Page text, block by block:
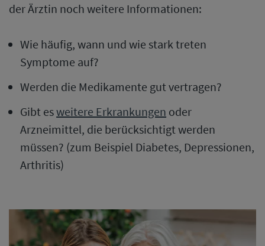
der Ärztin noch weitere Informationen:
Wie häufig, wann und wie stark treten
Symptome auf?
Werden die Medikamente gut vertragen?
Gibt esweitere Erkrankungen oder
Arzneimittel, die berücksichtigt werden
müssen? (zum Beispiel Diabetes, Depressionen,
Arthritis)